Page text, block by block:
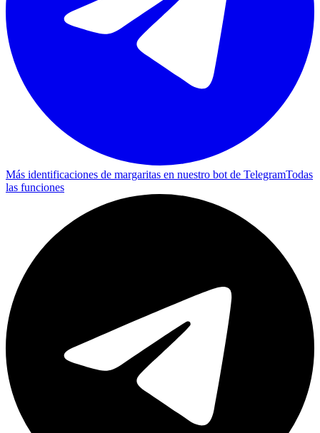
Más identificaciones de margaritas en nuestro bot de TelegramTodas
las funciones